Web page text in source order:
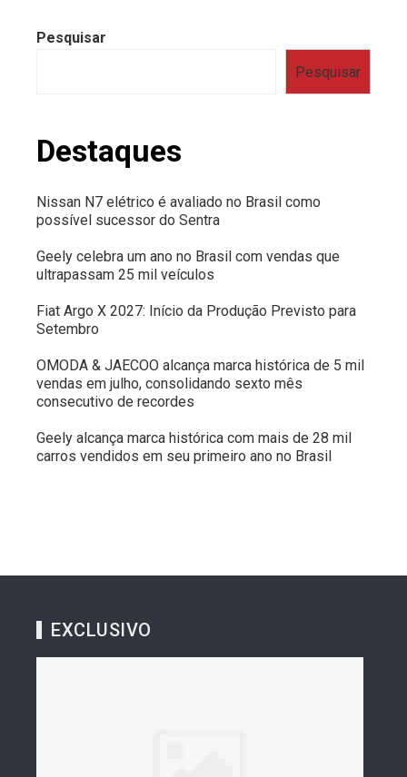
posts
Pesquisar
Pesquisar
Destaques
Nissan N7 elétrico é avaliado no Brasil como
possível sucessor do Sentra
Geely celebra um ano no Brasil com vendas que
ultrapassam 25 mil veículos
Fiat Argo X 2027: Início da Produção Previsto para
Setembro
OMODA & JAECOO alcança marca histórica de 5 mil
vendas em julho, consolidando sexto mês
consecutivo de recordes
Geely alcança marca histórica com mais de 28 mil
carros vendidos em seu primeiro ano no Brasil
EXCLUSIVO